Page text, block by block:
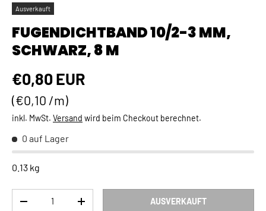
Ausverkauft
FUGENDICHTBAND 10/2-3 MM,
SCHWARZ, 8 M
Normaler Preis
€0,80 EUR
Grundpreis
€0,10 /m
inkl. MwSt. Versand wird beim Checkout berechnet.
0 auf Lager
0.13 kg
MENGE VERRINGERNMENGE ERHÖHEN AUSVERKAUFT